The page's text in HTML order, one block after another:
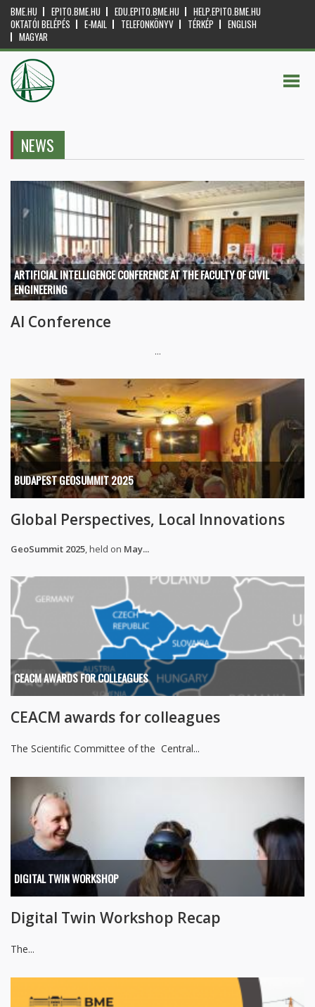
BME.HU EPITO.BME.HU EDU.EPITO.BME.HU
HELP.EPITO.BME.HU
OKTATÓI BELÉPÉS
E-MAIL TELEFONKÖNYV TÉRKÉP
ENGLISH
MAGYAR
NEWS
ARTIFICIAL INTELLIGENCE CONFERENCE AT THE FACULTY OF CIVIL
ENGINEERING
AI Conference
...
BUDAPEST GEOSUMMIT 2025
Global Perspectives, Local Innovations
GeoSummit 2025, held on May...
CEACM AWARDS FOR COLLEAGUES
CEACM awards for colleagues
The Scientific Committee of the Central...
DIGITAL TWIN WORKSHOP
Digital Twin Workshop Recap
The...